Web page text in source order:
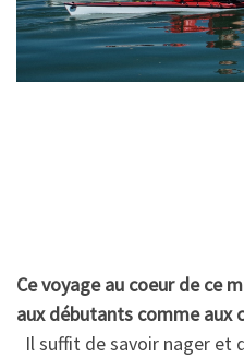
Ce voyage au coeur de ce
aux débutants comme aux
Il suffit de savoir nager et